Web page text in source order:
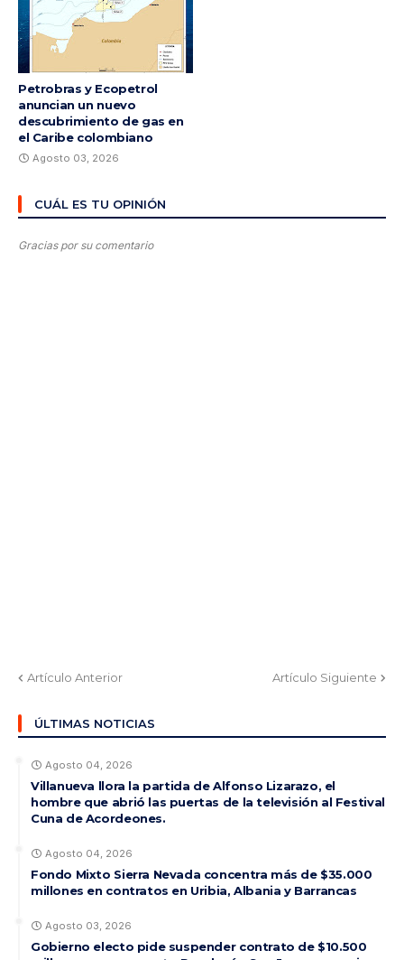
Petrobras y Ecopetrol
anuncian un nuevo
descubrimiento de gas en
el Caribe colombiano
Agosto 03, 2026
CUÁL ES TU OPINIÓN
Gracias por su comentario
Artículo Anterior Artículo Siguiente
ÚLTIMAS NOTICIAS
Agosto 04, 2026
Villanueva llora la partida de Alfonso Lizarazo, el
hombre que abrió las puertas de la televisión al Festival
Cuna de Acordeones.
Agosto 04, 2026
Fondo Mixto Sierra Nevada concentra más de $35.000
millones en contratos en Uribia, Albania y Barrancas
Agosto 03, 2026
Gobierno electo pide suspender contrato de $10.500